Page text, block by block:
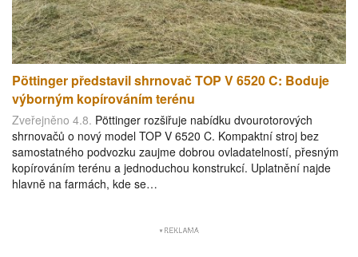
Pöttinger představil shrnovač TOP V 6520 C: Boduje
výborným kopírováním terénu
Zveřejněno 4.8. Pöttinger rozšiřuje nabídku dvourotorových
shrnovačů o nový model TOP V 6520 C. Kompaktní stroj bez
samostatného podvozku zaujme dobrou ovladatelností, přesným
kopírováním terénu a jednoduchou konstrukcí. Uplatnění najde
hlavně na farmách, kde se…